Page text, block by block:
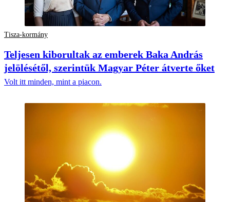
Tisza-kormány
Teljesen kiborultak az emberek Baka András
jelölésétől, szerintük Magyar Péter átverte őket
Volt itt minden, mint a piacon.